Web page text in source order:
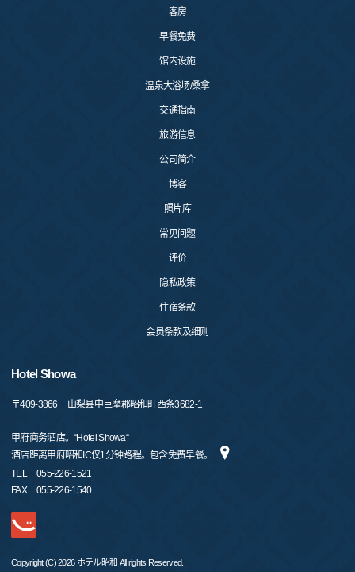
客房
早餐免费
馆内设施
温泉大浴场/桑拿
交通指南
旅游信息
公司简介
博客
照片库
常见问题
评价
隐私政策
住宿条款
会员条款及细则
Hotel Showa
〒409-3866 山梨县中巨摩郡昭和町西条3682-1
甲府商务酒店。“Hotel Showa“
酒店距离甲府昭和IC仅1分钟路程。包含免费早餐。
TEL
055-226-1521
FAX
055-226-1540
Copyright (C) 2026 ホテル昭和 All rights Reserved.